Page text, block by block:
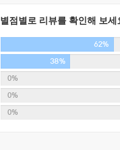
별점별로 리뷰를 확인해 보세
62%
38%
0%
0%
0%